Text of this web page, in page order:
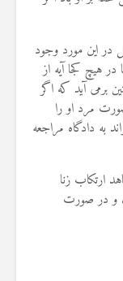
این مورد وجود
هیچ کجا آیه از
برمی آید که اگر
مرد او را
به دادگاه مراجعه
ارتکاب زنا
و در صورت